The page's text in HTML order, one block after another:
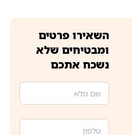
השאירו פרטים
ומבטיחים שלא
נשכח אתכם